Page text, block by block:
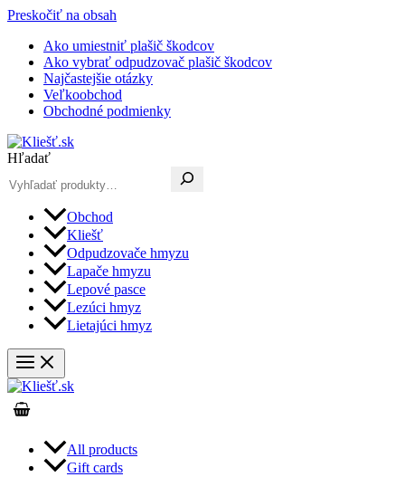
Preskočiť na obsah
Ako umiestniť plašič škodcov
Ako vybrať odpudzovač plašič škodcov
Najčastejšie otázky
Veľkoobchod
Obchodné podmienky
Hľadať
Obchod
Kliešť
Odpudzovače hmyzu
Lapače hmyzu
Lepové pasce
Lezúci hmyz
Lietajúci hmyz
All products
Gift cards